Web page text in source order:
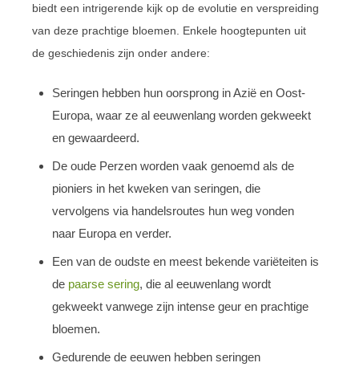
biedt een intrigerende kijk op de evolutie en verspreiding
van deze prachtige bloemen. Enkele hoogtepunten uit
de geschiedenis zijn onder andere:
Seringen hebben hun oorsprong in Azië en Oost-
Europa, waar ze al eeuwenlang worden gekweekt
en gewaardeerd.
De oude Perzen worden vaak genoemd als de
pioniers in het kweken van seringen, die
vervolgens via handelsroutes hun weg vonden
naar Europa en verder.
Een van de oudste en meest bekende variëteiten is
de paarse sering, die al eeuwenlang wordt
gekweekt vanwege zijn intense geur en prachtige
bloemen.
Gedurende de eeuwen hebben seringen